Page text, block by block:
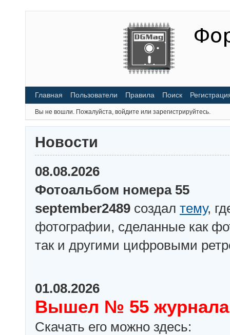
Главная Пользователи Правила Поиск
Вы не вошли. Пожалуйста, войдите или зарегистрируйтесь.
Новости
08.08.2026
Фотоальбом номера 55
september2489 создал тему,
фотографии, сделанные как
так и другими цифровыми
01.08.2026
Вышел № 55 журнала
Скачать его можно здесь: